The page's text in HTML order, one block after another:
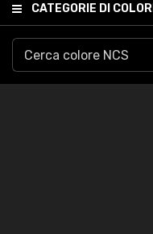
CATEGORIE DI COLORI